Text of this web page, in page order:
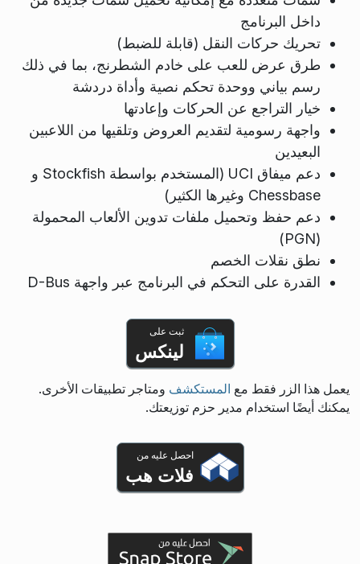
داخل البرنامج
تحريك حركات النقل (قابلة للضبط)
طرق عرض للعب على خادم الشطرنج، بما في ذلك
رسم بياني ووحدة تحكم نصية وأداة دردشة
خيار التراجع عن الحركات وإعادتها
واجهة رسومية لتقديم العروض وتلقيها من اللاعبين
البعيدين
دعم ميفاق UCI (المستخدم بواسطة Stockfish و
Chessbase وغيرها الكثير)
دعم حفظ وتحميل ملفات تدوين الألعاب المحمولة
(PGN)
نطق نقلات الخصم
القدرة على التحكم في البرنامج عبر واجهة D-Bus
ثبت على
لينكس
يعمل هذا الزر فقط مع المستكشف ومتاجر تطبيقات الأخرى.
يمكنك أيضًا استخدام مدير حزم توزيعتك.
احصل عليه من
فلات هب